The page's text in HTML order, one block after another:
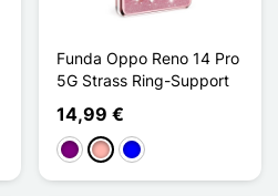
Funda Oppo Reno 14 Pro
5G Strass Ring-Support
14,99 €
PúrpuraOro rosa
Azul